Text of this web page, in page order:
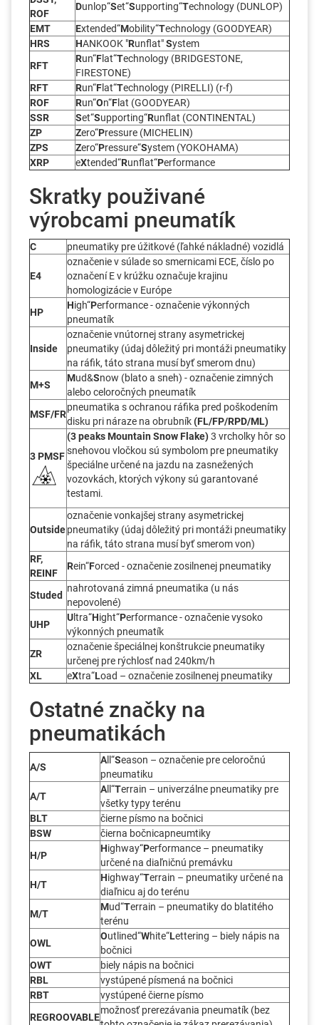
ROF
Dunlop“Set“Supporting“Technology (DUNLOP)
EMT
Extended“Mobility“Technology (GOODYEAR)
HRS
HANKOOK "Runflat"System
RFT
Run“Flat“Technology (BRIDGESTONE,
FIRESTONE)
RFT
Run“Flat“Technology (PIRELLI) (r-f)
ROF
Run“On“Flat (GOODYEAR)
SSR
Set“Supporting“Runflat (CONTINENTAL)
ZP
Zero“Pressure (MICHELIN)
ZPS
Zero“Pressure“System (YOKOHAMA)
XRP
eXtended“Runflat“Performance
Skratky použivané
výrobcami pneumatík
C pneumatiky pre úžitkové (ľahké nákladné) vozidlá
E4
označenie v súlade so smernicami ECE, číslo po
označení E v krúžku označuje krajinu
homologizácie v Európe
HP
High“Performance - označenie výkonných
pneumatík
Inside
označenie vnútornej strany asymetrickej
pneumatiky (údaj dôležitý pri montáži pneumatiky
na ráfik, táto strana musí byť smerom dnu)
M+S
Mud&Snow (blato a sneh) - označenie zimných
alebo celoročných pneumatík
MSF/FR
pneumatika s ochranou ráfika pred poškodením
disku pri náraze na obrubník(FL/FP/RPD/ML)
3 PMSF
(3 peaks Mountain Snow Flake)3 vrcholky hôr so
snehovou vločkou sú symbolom pre pneumatiky
špeciálne určené na jazdu na zasnežených
vozovkách, ktorých výkony sú garantované
testami.
Outside
označenie vonkajšej strany asymetrickej
pneumatiky (údaj dôležitý pri montáži pneumatiky
na ráfik, táto strana musí byť smerom von)
RF,
REINF
Rein“Forced - označenie zosilnenej pneumatiky
Studed
nahrotovaná zimná pneumatika (u nás
nepovolené)
UHP
Ultra“Hight“Performance - označenie vysoko
výkonných pneumatík
ZR
označenie špeciálnej konštrukcie pneumatiky
určenej pre rýchlosť nad 240km/h
XL
eXtra“Load – označenie zosilnenej pneumatiky
Ostatné značky na
pneumatikách
A/S
A ll“Season – označenie pre celoročnú
pneumatiku
A/T
A ll“Terrain – univerzálne pneumatiky pre
všetky typy terénu
BLT
čierne písmo na bočnici
BSW
čierna bočnicapneumtiky
H/P
Highway“Performance – pneumatiky
určené na diaľničnú premávku
H/T
Highway“Terrain – pneumatiky určené na
diaľnicu aj do terénu
M/T
Mud“Terrain – pneumatiky do blatitého
terénu
OWL
Outlined“White“Lettering – biely nápis na
bočnici
OWT
biely nápis na bočnici
RBL
vystúpené písmená na bočnici
RBT
vystúpené čierne písmo
REGROOVABLE
možnosť prerezávania pneumatík (bez